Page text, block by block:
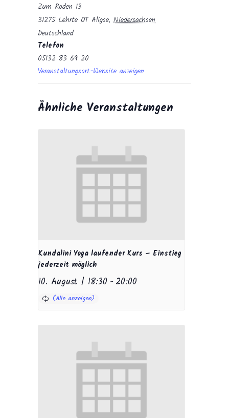
Zum Roden 13
31275 Lehrte OT Aligse, Niedersachsen
Deutschland
Telefon
05132 83 69 20
Veranstaltungsort-Website anzeigen
Ähnliche Veranstaltungen
Kundalini Yoga laufender Kurs – Einstieg
jederzeit möglich
10. August | 18:30 -20:00